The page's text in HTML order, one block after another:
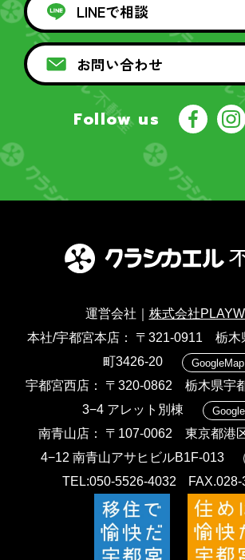
LINEで相談
お問い合わせ
Follow us
運営会社｜ 株式会社
本社/宇都宮本店
〒321-0911 栃木
町3426-20
GoogleMap
宇都宮西店
〒320-0862 栃木県宇
3−4 アレット別棟
南青山店
〒107-0062 東京都港
4−12 南青山アサヒビルB1F-013
TEL:050-5526-4032